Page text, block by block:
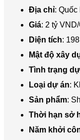
Địa chỉ:
Giá: 2 tỷ
Diện tích:
Mật độ xây
Tình trạng
Loại dự án:
Sản phẩm:
Thời hạn sở
Năm khởi